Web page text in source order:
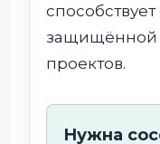
защищённой
проектов.
Нужна